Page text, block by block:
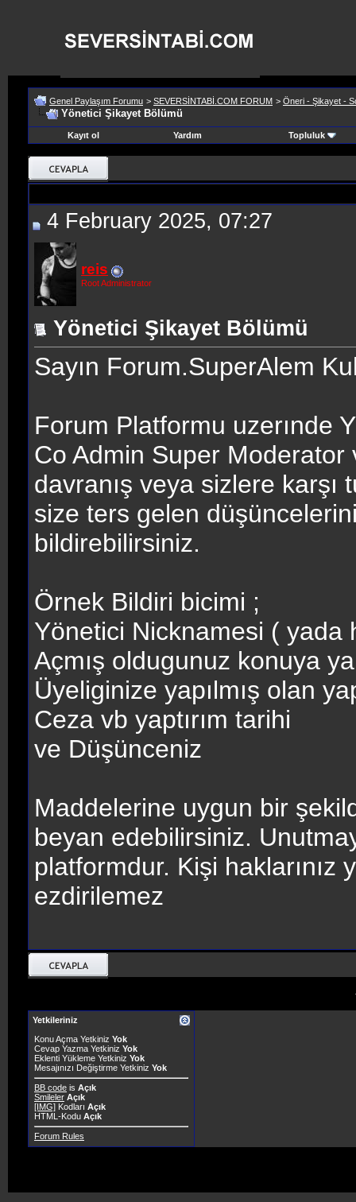
Genel Paylaşım Forumu > SEVERSİNTABİ.COM FORUM > Öneri - Şikayet -
Yönetici Şikayet Bölümü
Kayıt ol Yardım Topluluk
4 February 2025, 07:27
reis
Root Administrator
Yönetici Şikayet Bölümü
Sayın Forum.SuperAlem
Forum Platformu uzerınde
Co Admin Super Moderator
davranış veya sizlere karşı
size ters gelen
bildirebilirsiniz.
Örnek Bildiri bicimi ;
Yönetici Nicknamesi (
Açmış oldugunuz konuya
Üyeliginize yapılmış olan
Ceza vb yaptırım tarihi
ve Düşünceniz
Maddelerine uygun bir
beyan edebilirsiniz.
platformdur. Kişi haklarınız
ezdirilemez
Yetkileriniz
Konu Açma Yetkiniz Yok
Cevap Yazma Yetkiniz Yok
Eklenti Yükleme Yetkiniz Yok
Mesajınızı Değiştirme Yetkiniz Yok
BB code is Açık
Smileler Açık
[IMG] Kodları Açık
HTML-Kodu Açık
Forum Rules